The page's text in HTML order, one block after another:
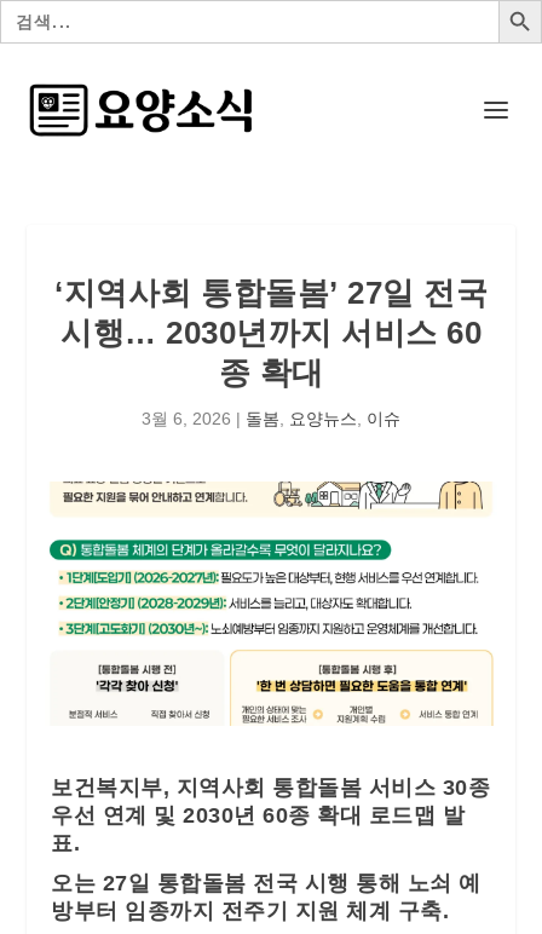
검
색:
‘지역사회 통합돌봄’ 27일 전국
시행… 2030년까지 서비스 60
종 확대
3월 6, 2026 | 돌봄 요양뉴스 이슈
보건복지부, 지역사회 통합돌봄 서비스 30종
우선 연계 및 2030년 60종 확대 로드맵 발
표.
오는 27일 통합돌봄 전국 시행 통해 노쇠 예
방부터 임종까지 전주기 지원 체계 구축.